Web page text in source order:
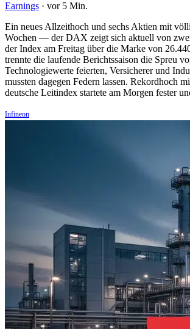
Earnings · vor 5 Min.
Ein neues Allzeithoch und sechs Aktien mit
Wochen — der DAX zeigt sich aktuell von
der Index am Freitag über die Marke von
trennte die laufende Berichtssaison die Spreu
Technologiewerte feierten, Versicherer und
mussten dagegen Federn lassen. Rekordhoch
deutsche Leitindex startete am Morgen fester
Infineon